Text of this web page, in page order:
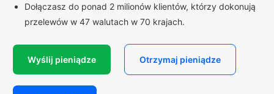
Dołączasz do ponad 2 milionów klientów, którzy dokonują
przelewów w 47 walutach w 70 krajach.
Wyślij pieniądze Otrzymaj pieniądze